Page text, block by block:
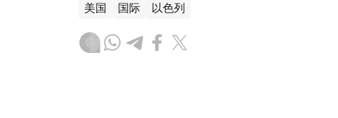
美国 国际 以色列